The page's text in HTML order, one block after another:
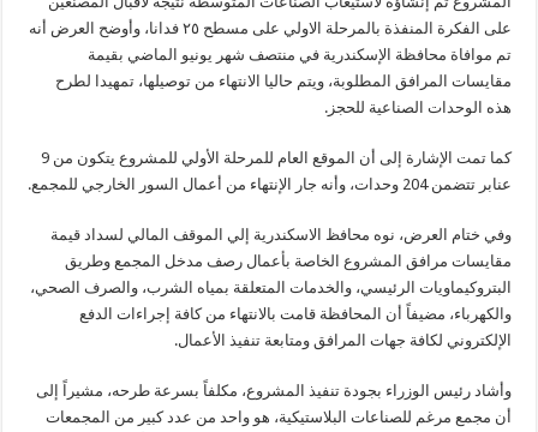
على الفكرة المنفذة بالمرحلة الاولي على مسطح ٢٥ فدانا، وأوضح العرض أنه
تم موافاة محافظة الإسكندرية في منتصف شهر يونيو الماضي بقيمة
مقايسات المرافق المطلوبة، ويتم حاليا الانتهاء من توصيلها، تمهيدا لطرح
هذه الوحدات الصناعية للحجز.
كما تمت الإشارة إلى أن الموقع العام للمرحلة الأولي للمشروع يتكون من 9
عنابر تتضمن 204 وحدات، وأنه جار الإنتهاء من أعمال السور الخارجي للمجمع.
وفي ختام العرض، نوه محافظ الاسكندرية إلي الموقف المالي لسداد قيمة
مقايسات مرافق المشروع الخاصة بأعمال رصف مدخل المجمع وطريق
البتروكيماويات الرئيسي، والخدمات المتعلقة بمياه الشرب، والصرف الصحي،
والكهرباء، مضيفاً أن المحافظة قامت بالانتهاء من كافة إجراءات الدفع
الإلكتروني لكافة جهات المرافق ومتابعة تنفيذ الأعمال.
وأشاد رئيس الوزراء بجودة تنفيذ المشروع، مكلفاً بسرعة طرحه، مشيراً إلى
أن مجمع مرغم للصناعات البلاستيكية، هو واحد من عدد كبير من المجمعات